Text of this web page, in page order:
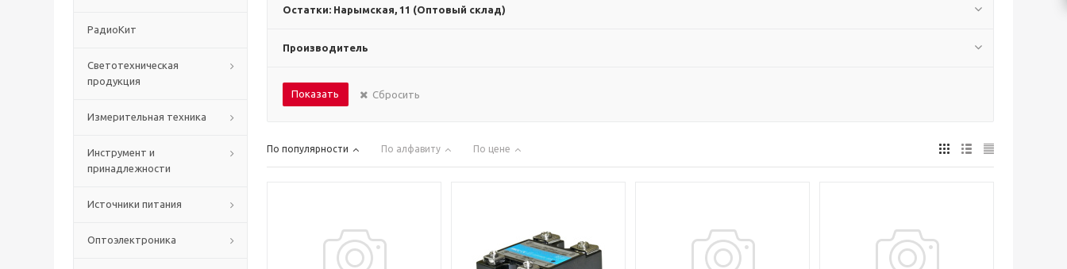
РадиоКит
Светотехническая
продукция
Измерительная техника
Инструмент и
принадлежности
Источники питания
Оптоэлектроника
Остатки: Нарымская, 11 (Оптовый склад)
Производитель
Показать Сбросить
По популярности По алфавиту По цене